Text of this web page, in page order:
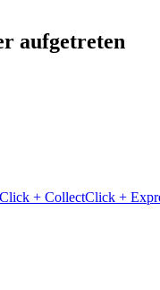
aufgetreten
Click + CollectClick +